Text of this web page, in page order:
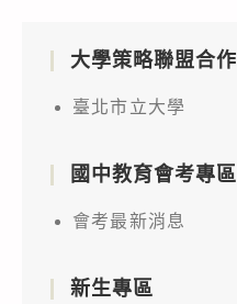
大學策略聯盟合作
臺北市立大學
國中教育會考專區
會考最新消息
新生專區